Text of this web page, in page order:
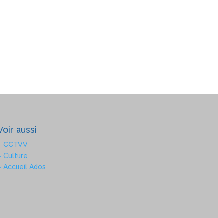
aussi
CCTVV
Culture
Accueil Ados